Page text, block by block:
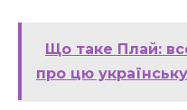
Що таке Плай:
про цю